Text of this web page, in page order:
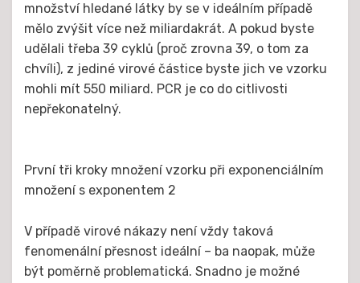
množství hledané látky by se v ideálním případě
mělo zvýšit více než miliardakrát. A pokud byste
udělali třeba 39 cyklů (proč zrovna 39, o tom za
chvíli), z jediné virové částice byste jich ve vzorku
mohli mít 550 miliard. PCR je co do citlivosti
nepřekonatelný.
První tři kroky množení vzorku při exponenciálním
množení s exponentem 2
V případě virové nákazy není vždy taková
fenomenální přesnost ideální – ba naopak, může
být poměrně problematická. Snadno je možné